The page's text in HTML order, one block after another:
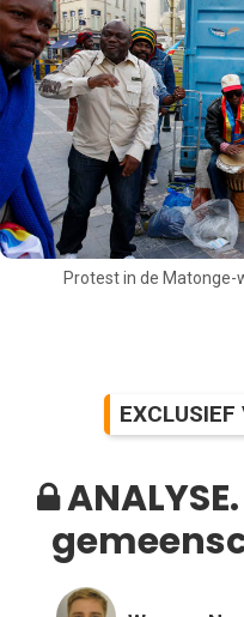
Protest in de
EXCLUSIEF